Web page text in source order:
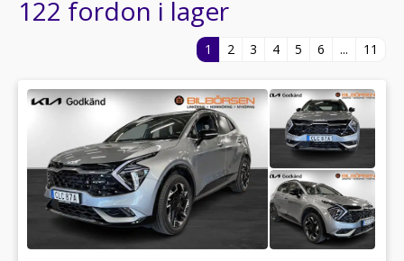
122 fordon i lager
1 2 3 4 5 6 ... 11